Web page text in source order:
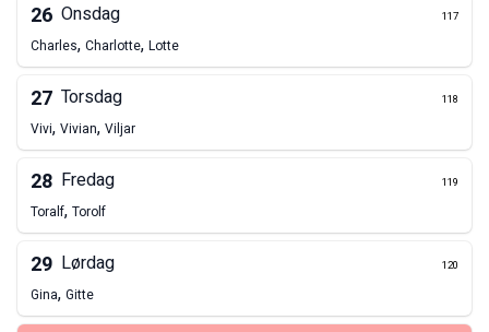
26 Onsdag 117
Charles, Charlotte, Lotte
27 Torsdag 118
Vivi, Vivian, Viljar
28 Fredag 119
Toralf, Torolf
29 Lørdag 120
Gina, Gitte